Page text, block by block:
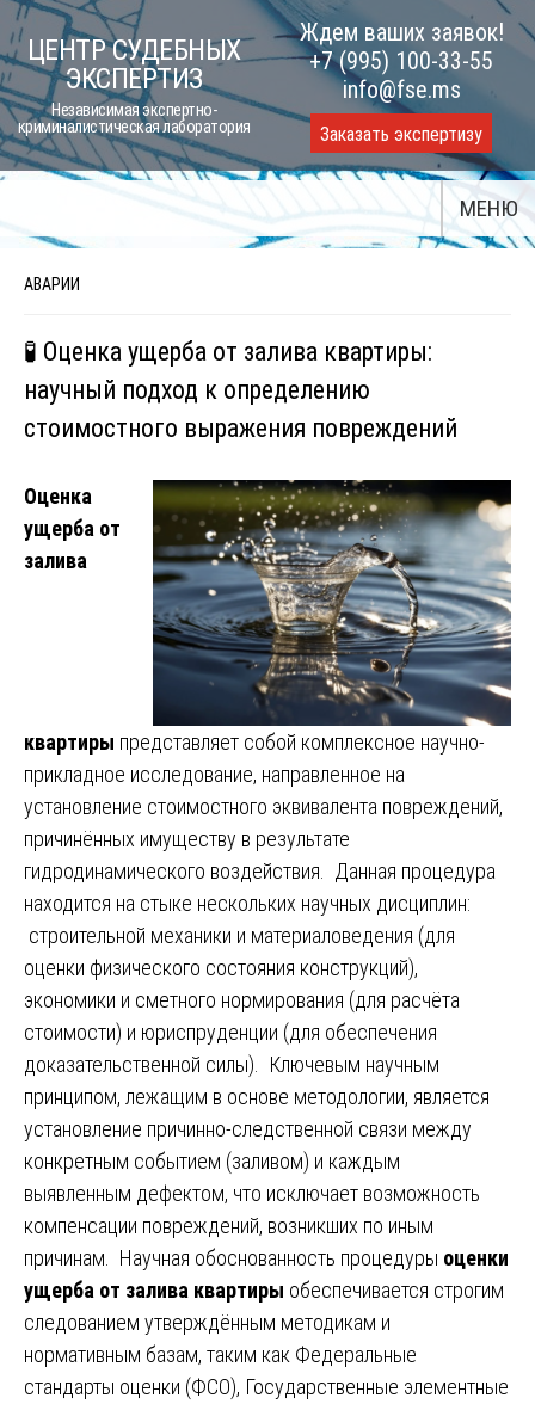
Skip
to
content
ЦЕНТР СУДЕБНЫХ
ЭКСПЕРТИЗ
Независимая экспертно-
криминалистическая лаборатория
Ждем ваших заявок!
+7 (995) 100-33-55
info@fse.ms
Заказать экспертизу
МЕНЮ
АВАРИИ
🧪 Оценка ущерба от залива квартиры:
научный подход к определению
стоимостного выражения повреждений
Оценка
ущерба от
залива
квартиры представляет собой комплексное научно-
прикладное исследование, направленное на
установление стоимостного эквивалента повреждений,
причинённых имуществу в результате
гидродинамического воздействия. Данная процедура
находится на стыке нескольких научных дисциплин:
строительной механики и материаловедения (для
оценки физического состояния конструкций),
экономики и сметного нормирования (для расчёта
стоимости) и юриспруденции (для обеспечения
доказательственной силы). Ключевым научным
принципом, лежащим в основе методологии, является
установление причинно-следственной связи между
конкретным событием (заливом) и каждым
выявленным дефектом, что исключает возможность
компенсации повреждений, возникших по иным
причинам. Научная обоснованность процедуры оценки
ущерба от залива квартиры обеспечивается строгим
следованием утверждённым методикам и
нормативным базам, таким как Федеральные
стандарты оценки (ФСО), Государственные элементные